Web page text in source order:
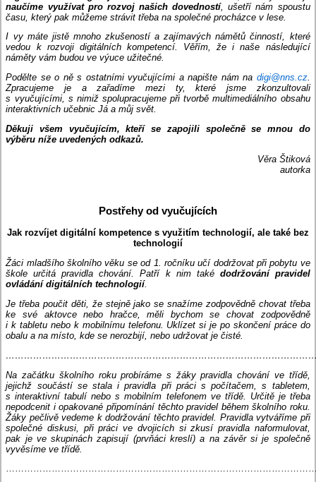
naučíme využívat pro rozvoj našich dovedností, ušetří nám spoustu
času, který pak můžeme strávit třeba na společné procházce v lese.
I vy máte jistě mnoho zkušeností a zajímavých námětů činností, které
vedou k rozvoji digitálních kompetencí. Věřím, že i naše následující
náměty vám budou ve výuce užitečné.
Podělte se o ně s ostatními vyučujícími a napište nám na digi@nns.cz.
Zpracujeme je a zařadíme mezi ty, které jsme zkonzultovali
s vyučujícími, s nimiž spolupracujeme při tvorbě multimediálního obsahu
interaktivních učebnic Já a můj svět.
Děkuji všem vyučujícím, kteří se zapojili společně se mnou do
výběru níže uvedených odkazů.
Věra Štiková
autorka
Postřehy od vyučujících
Jak rozvíjet digitální kompetence s využitím technologií, ale také bez
technologií
Žáci mladšího školního věku se od 1. ročníku učí dodržovat při pobytu ve
škole určitá pravidla chování. Patří k nim také dodržování pravidel
ovládání digitálních technologií.
Je třeba poučit děti, že stejně jako se snažíme zodpovědně chovat třeba
ke své aktovce nebo hračce, měli bychom se chovat zodpovědně
i k tabletu nebo k mobilnímu telefonu. Uklízet si je po skončení práce do
obalu a na místo, kde se nerozbijí, nebo udržovat je čisté.
Na začátku školního roku probíráme s žáky pravidla chování ve třídě,
jejichž součástí se stala i pravidla při práci s počítačem, s tabletem,
s interaktivní tabulí nebo s mobilním telefonem ve třídě. Určitě je třeba
nepodcenit i opakované připomínání těchto pravidel během školního roku.
Žáky pečlivě vedeme k dodržování těchto pravidel. Pravidla vytváříme při
společné diskusi, při práci ve dvojicích si zkusí pravidla naformulovat,
pak je ve skupinách zapisují (prvňáci kreslí) a na závěr si je společně
vyvěsíme ve třídě.